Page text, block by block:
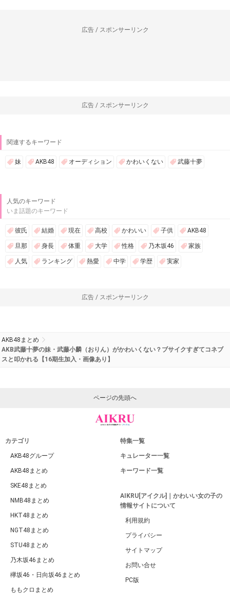
広告 / スポンサーリンク
広告 / スポンサーリンク
関連するキーワード
妹 AKB48 オーディション かわいくない 武藤十夢
人気のキーワード
いま話題のキーワード
彼氏 結婚 現在 高校 かわいい 子供 AKB48
旦那 身長 体重 大学 性格 乃木坂46 家族
人気 ランキング 熱愛 中学 学歴 実家
広告 / スポンサーリンク
AKB48まとめ
AKB武藤十夢の妹・武藤小麟（おりん）がかわいくない？ブサイクすぎてコネブ
スと叩かれる【16期生加入・画像あり】
ページの先頭へ
カテゴリ
AKB48グループ
AKB48まとめ
SKE48まとめ
NMB48まとめ
HKT48まとめ
NGT48まとめ
STU48まとめ
乃木坂46まとめ
欅坂46・日向坂46まとめ
ももクロまとめ
特集一覧
キュレーター一覧
キーワード一覧
AIKRU[アイクル]｜かわいい女の子の
情報サイトについて
利用規約
プライバシー
サイトマップ
お問い合せ
PC版